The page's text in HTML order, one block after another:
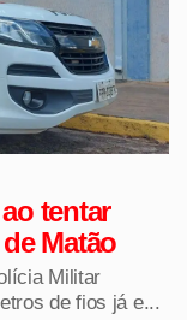
tentar
Matão
Militar
de fios já e...